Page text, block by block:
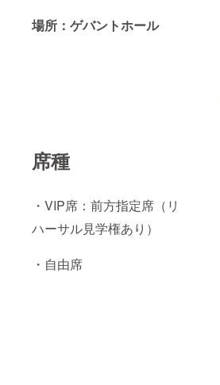
場所：ゲバントホール
席種
・VIP席：前方指定席（リ
ハーサル見学権あり）
・自由席